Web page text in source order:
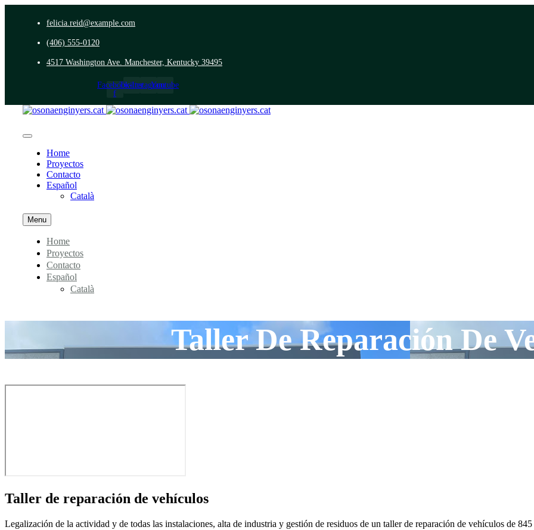
felicia.reid@example.com
(406) 555-0120
4517 Washington Ave. Manchester, Kentucky 39495
Facebook-
f
TwitterInstagramYoutube
Home
Proyectos
Contacto
Español
Català
Menu
Home
Proyectos
Contacto
Español
Català
Taller De Reparación De
Taller de reparación de vehículos
Legalización de la actividad y de todas las instalaciones, alta de industria y gestión de residuos de un taller de reparación de vehículos de 845